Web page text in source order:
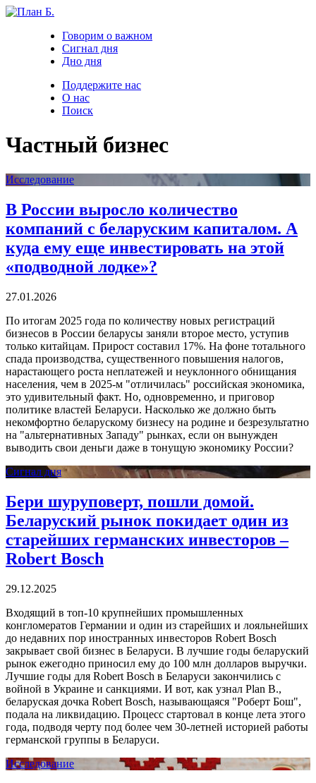
Говорим о важном
Сигнал дня
Дно дня
Поддержите нас
О нас
Поиск
Частный бизнес
Исследование
В России выросло количество
компаний с беларуским капиталом. А
куда ему еще инвестировать на этой
«подводной лодке»?
27.01.2026
По итогам 2025 года по количеству новых регистраций
бизнесов в России беларусы заняли второе место, уступив
только китайцам. Прирост составил 17%. На фоне тотального
спада производства, существенного повышения налогов,
нарастающего роста неплатежей и неуклонного обнищания
населения, чем в 2025-м "отличилась" российская экономика,
это удивительный факт. Но, одновременно, и приговор
политике властей Беларуси. Насколько же должно быть
некомфортно беларускому бизнесу на родине и безрезультатно
на "альтернативных Западу" рынках, если он вынужден
выводить свои деньги даже в тонущую экономику России?
Сигнал дня
Бери шуруповерт, пошли домой.
Беларуский рынок покидает один из
старейших германских инвесторов –
Robert Bosсh
29.12.2025
Входящий в топ-10 крупнейших промышленных
конгломератов Германии и один из старейших и лояльнейших
до недавних пор иностранных инвесторов Robert Bosсh
закрывает свой бизнес в Беларуси. В лучшие годы беларуский
рынок ежегодно приносил ему до 100 млн долларов выручки.
Лучшие годы для Robert Bosсh в Беларуси закончились с
войной в Украине и санкциями. И вот, как узнал Plan B.,
беларуская дочка Robert Bosсh, называющаяся "Роберт Бош",
подала на ликвидацию. Процесс стартовал в конце лета этого
года, подводя черту под более чем 30-летней историей работы
германской группы в Беларуси.
Исследование